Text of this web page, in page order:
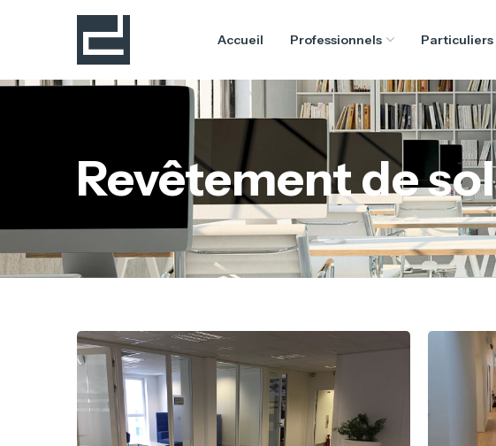
Accueil Professionnels Particuliers
Revêtement de sol